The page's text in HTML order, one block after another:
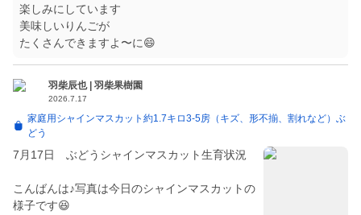
楽しみにしています
美味しいりんごが
たくさんできますよ〜に😄
羽柴辰也 | 羽柴果樹園
2026.7.17
家庭用シャインマスカット約1.7キロ3-5房（キズ、形不揃、割れなど）ぶ
どう
7月17日 ぶどうシャインマスカット生育状況
こんばんは♪写真は今日のシャインマスカットの
様子です😆